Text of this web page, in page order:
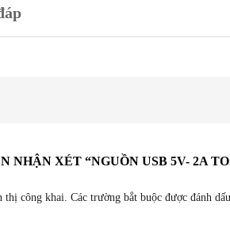
NHẬN XÉT “NGUỒN USB 5V- 2A
thị công khai. Các trường bắt buộc được đánh dấu